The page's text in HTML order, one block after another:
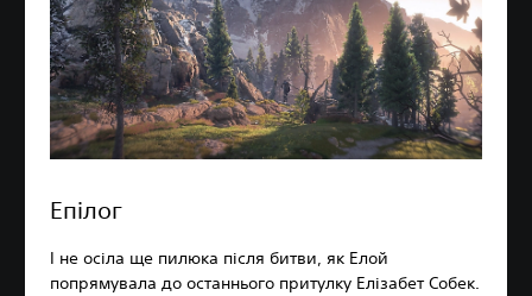
Епілог
І не осіла ще пилюка після битви, як Елой
попрямувала до останнього притулку Елізабет Собек.